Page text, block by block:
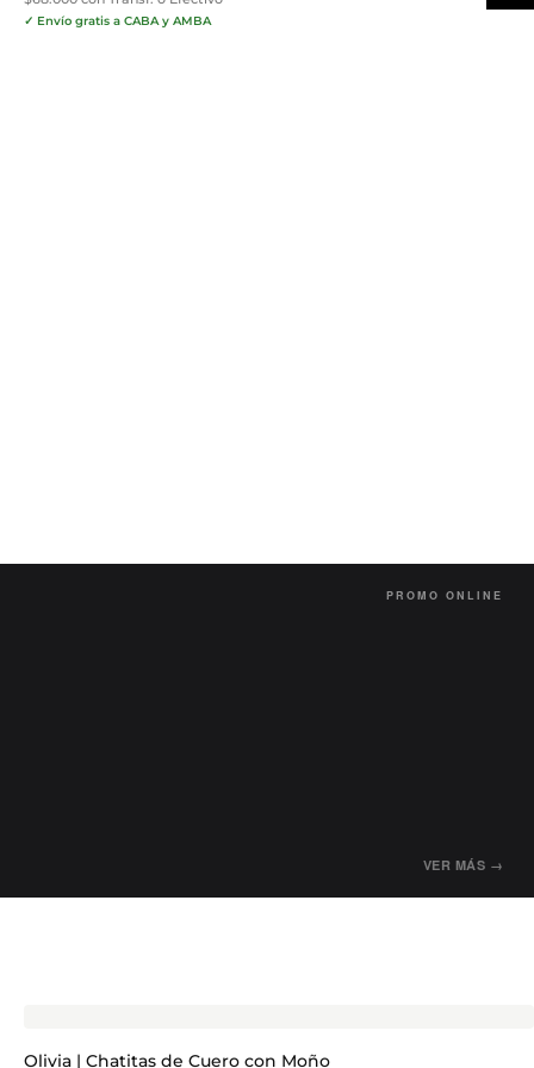
✓ Envío gratis a CABA y AMBA
PROMO ONLINE
VER MÁS →
Olivia | Chatitas de Cuero con Moño